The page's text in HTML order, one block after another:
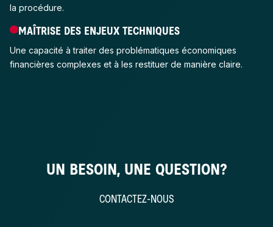
la procédure.
MAÎTRISE DES ENJEUX TECHNIQUES
Une capacité à traiter des problématiques économiques
financières complexes et à les restituer de manière claire.
UN BESOIN, UNE QUESTION?
CONTACTEZ-NOUS